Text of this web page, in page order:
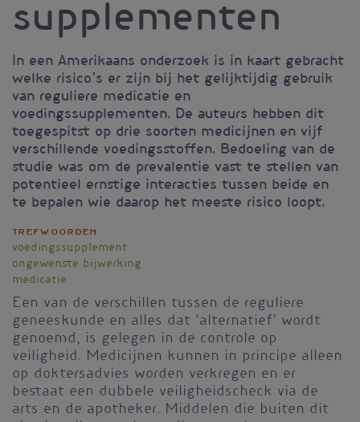
supplementen
In een Amerikaans onderzoek is in kaart gebracht
welke risico’s er zijn bij het gelijktijdig gebruik
van reguliere medicatie en
voedingssupplementen. De auteurs hebben dit
toegespitst op drie soorten medicijnen en vijf
verschillende voedingsstoffen. Bedoeling van de
studie was om de prevalentie vast te stellen van
potentieel ernstige interacties tussen beide en
te bepalen wie daarop het meeste risico loopt.
Trefwoorden
voedingssupplement
ongewenste bijwerking
medicatie
Een van de verschillen tussen de reguliere
geneeskunde en alles dat ‘alternatief’ wordt
genoemd, is gelegen in de controle op
veiligheid. Medicijnen kunnen in principe alleen
op doktersadvies worden verkregen en er
bestaat een dubbele veiligheidscheck via de
arts en de apotheker. Middelen die buiten dit